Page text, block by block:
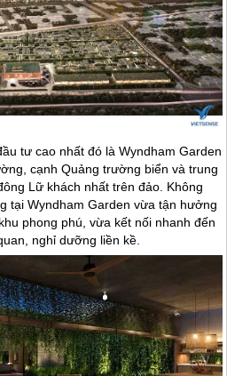
tư cao nhất đó là Wyndham Garden
cạnh Quảng trường biển và trung
Lữ khách nhất trên đảo. Không
tại Wyndham Garden vừa tận hưởng
phong phú, vừa kết nối nhanh đến
nghỉ dưỡng liền kề.